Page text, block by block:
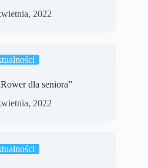
2022
dla seniora”
2022